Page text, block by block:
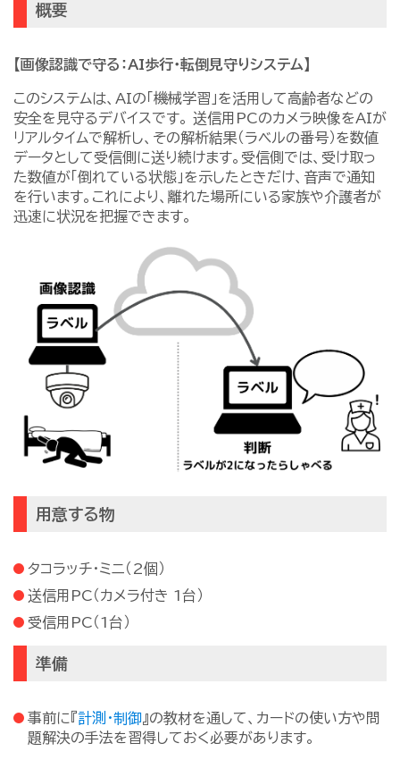
概要
【画像認識で守る：AI歩行・転倒見守りシステム】
このシステムは、AIの「機械学習」を活用して高齢者などの
安全を見守るデバイスです。 送信用PCのカメラ映像をAIが
リアルタイムで解析し、その解析結果（ラベルの番号）を数値
データとして受信側に送り続けます。受信側では、受け取っ
た数値が「倒れている状態」を示したときだけ、音声で通知
を行います。これにより、離れた場所にいる家族や介護者が
迅速に状況を把握できます。
用意する物
タコラッチ・ミニ（2個）
送信用PC（カメラ付き 1台）
受信用PC（1台）
準備
事前に『計測・制御』の教材を通して、カードの使い方や問
題解決の手法を習得しておく必要があります。